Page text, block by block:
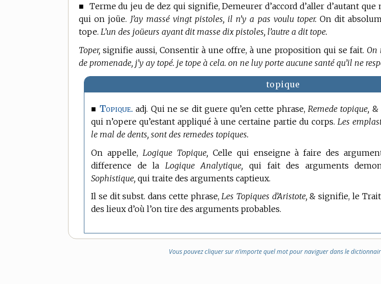
■ Terme du jeu de dez qui signifie, Demeurer d’accord d’aller d’autant
qui on joüe. J’ay massé vingt pistoles, il n’y a pas voulu toper.On dit
tope. L’un des joüeurs ayant dit masse dix pistoles, l’autre a dit tope.
Toper, signifie aussi, Consentir à une offre, à une proposition qui se fait. On
de promenade, j’y ay topé. je tope à cela. on ne luy porte aucune santé qu’il ne
topique
■ Topique. adj. Qui ne se dit guere qu’en cette phrase, Remede topique, &
qui n’opere qu’estant appliqué à une certaine partie du corps. Les
le mal de dents, sont des remedes topiques.
On appelle, Logique Topique, Celle qui enseigne à faire des
difference de la Logique Analytique, qui fait des arguments
Sophistique, qui traite des arguments captieux.
Il se dit subst. dans cette phrase,Les Topiques d’Aristote,& signifie, le
des lieux d’où l’on tire des arguments probables.
Vous pouvez cliquer sur n’importe quel mot pour naviguer dans le